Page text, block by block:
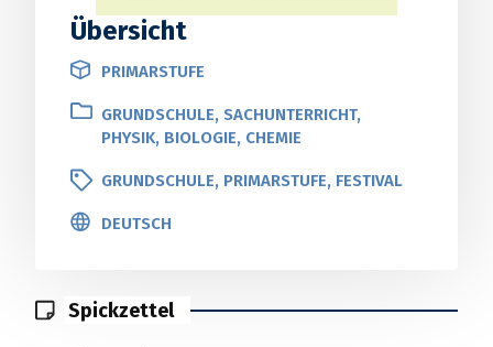
Übersicht
PRIMARSTUFE
GRUNDSCHULE, SACHUNTERRICHT,
PHYSIK, BIOLOGIE, CHEMIE
GRUNDSCHULE, PRIMARSTUFE, FESTIVAL
DEUTSCH
Spickzettel